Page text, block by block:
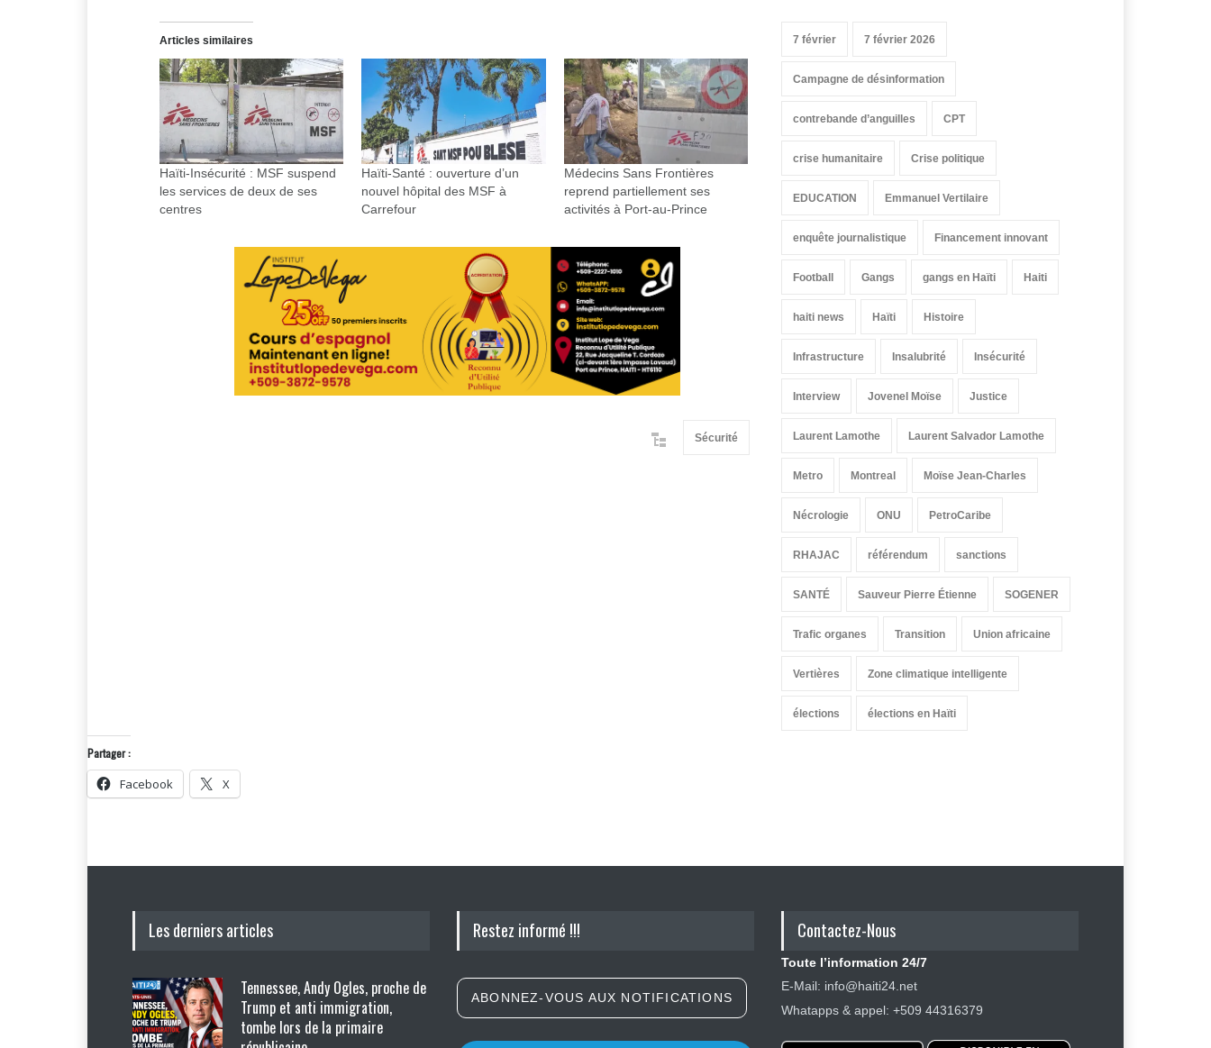
Articles similaires
Haïti-Insécurité : MSF suspend
les services de deux de ses
centres
Haïti-Santé : ouverture d’un
nouvel hôpital des MSF à
Carrefour
Médecins Sans Frontières
reprend partiellement ses
activités à Port-au-Prince
Sécurité
7 février 7 février 2026
Campagne de désinformation
contrebande d’anguilles CPT
crise humanitaire Crise politique
EDUCATION Emmanuel Vertilaire
enquête journalistique Financement innovant
Football Gangs gangs en Haïti Haiti
haiti news Haïti Histoire
Infrastructure Insalubrité Insécurité
Interview Jovenel Moïse Justice
Laurent Lamothe Laurent Salvador Lamothe
Metro Montreal Moïse Jean-Charles
Nécrologie ONU PetroCaribe
RHAJAC référendum sanctions
SANTÉ Sauveur Pierre Étienne SOGENER
Trafic organes Transition Union africaine
Vertières Zone climatique intelligente
élections élections en Haïti
Partager :
Facebook X
Les derniers articles
Tennessee, Andy Ogles, proche de
Trump et anti immigration,
tombe lors de la primaire
Restez informé !!!
ABONNEZ-VOUS AUX NOTIFICATIONS
Contactez-Nous
Toute l’information 24/7
E-Mail: info@haiti24.net
Whatapps & appel: +509 44316379